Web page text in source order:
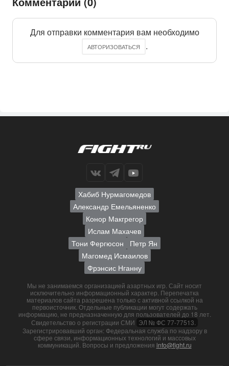
Для отправки комментария вам необходимо
АВТОРИЗОВАТЬСЯ .
Хабиб Нурмагомедов
Александр Емельяненко
Конор Макгрегор
Ислам Махачев
Тони Фергюсон
Петр Ян
Магомед Исмаилов
Фрэнсис Нганну
Мы не занимаемся организацией азартных игр. Сайт носит
исключительно информационный характер. Перепечатка
материалов сайта разрешена только с активной ссылкой на
первоисточник. Отдельные публикации могут содержать
информацию, не предназначенную для пользователей до 18 лет.
Свидетельство о регистрации СМИ ЭЛ № ФС 77-77513.
Зарегистрировавший орган: Федеральная служба по надзору в
сфере связи, информационных технологий и массовых
коммуникаций. Вопросы и предложения info@fight.ru